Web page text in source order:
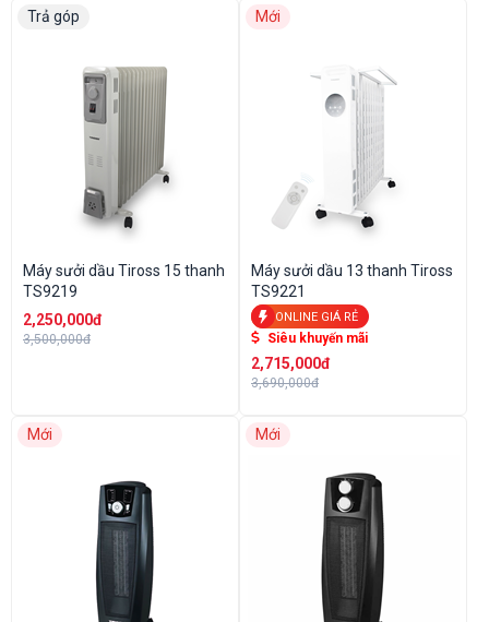
Trả góp
Máy sưởi dầu Tiross 15 thanh
TS9219
2,250,000đ
3,500,000đ
Mới
Máy sưởi dầu 13 thanh Tiross
TS9221
ONLINE GIÁ RẺ
Siêu khuyến mãi
2,715,000đ
3,690,000đ
Mới Mới